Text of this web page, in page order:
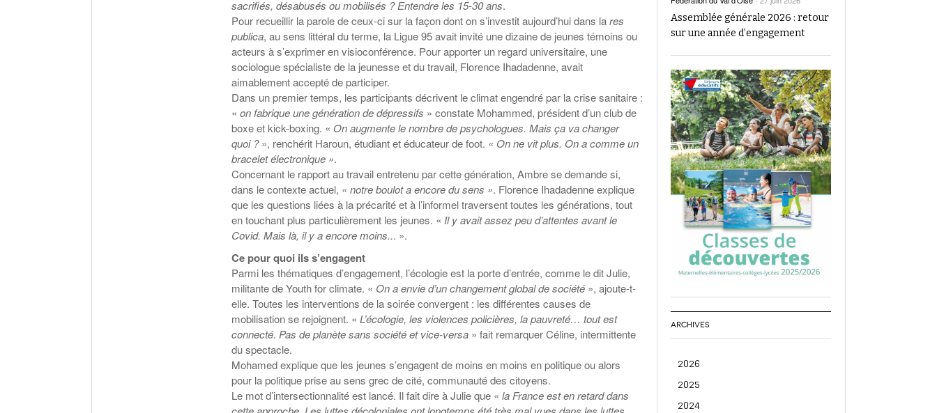
sacrifiés, désabusés ou mobilisés ? Entendre les 15-30 ans.
Pour recueillir la parole de ceux-ci sur la façon dont on s’investit aujourd’hui dans lares
publica, au sens littéral du terme, la Ligue 95 avait invité une dizaine de jeunes témoins ou
acteurs à s’exprimer en visioconférence. Pour apporter un regard universitaire, une
sociologue spécialiste de la jeunesse et du travail, Florence Ihadadenne, avait
aimablement accepté de participer.
Dans un premier temps, les participants décrivent le climat engendré par la crise sanitaire :
« on fabrique une génération de dépressifs » constate Mohammed, président d’un club de
boxe et kick-boxing. « On augmente le nombre de psychologues. Mais ça va changer
quoi ?», renchérit Haroun, étudiant et éducateur de foot. « On ne vit plus. On a comme un
bracelet électronique ».
Concernant le rapport au travail entretenu par cette génération, Ambre se demande si,
dans le contexte actuel, « notre boulot a encore du sens ». Florence Ihadadenne explique
que les questions liées à la précarité et à l’informel traversent toutes les générations, tout
en touchant plus particulièrement les jeunes. « Il y avait assez peu d’attentes avant le
Covid. Mais là, il y a encore moins... ».
Ce pour quoi ils s’engagent
Parmi les thématiques d’engagement, l’écologie est la porte d’entrée, comme le dit Julie,
militante de Youth for climate. « On a envie d’un changement global de société », ajoute-t-
elle. Toutes les interventions de la soirée convergent : les différentes causes de
mobilisation se rejoignent. « L’écologie, les violences policières, la pauvreté… tout est
connecté. Pas de planète sans société et vice-versa » fait remarquer Céline, intermittente
du spectacle.
Mohamed explique que les jeunes s’engagent de moins en moins en politique ou alors
pour la politique prise au sens grec de cité, communauté des citoyens.
Le mot d’intersectionnalité est lancé. Il fait dire à Julie que « la France est en retard dans
Assemblée générale 2026 : retour
sur une année d’engagement
ARCHIVES
2026
2025
2024